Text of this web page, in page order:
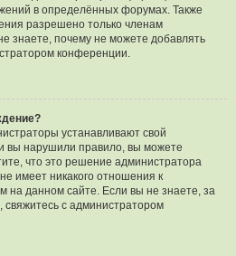
в определённых форумах. Также
разрешено только членам
знаете, почему не можете добавлять
конференции.
устанавливают свой
вы нарушили правило, вы можете
что это решение администратора
имеет никакого отношения к
данном сайте. Если вы не знаете, за
с администратором